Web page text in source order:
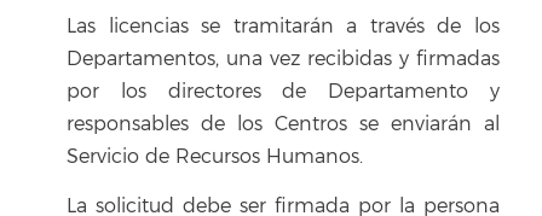
Las licencias se tramitarán a través de los
Departamentos, una vez recibidas y firmadas
por los directores de Departamento y
responsables de los Centros se enviarán al
Servicio de Recursos Humanos.
La solicitud debe ser firmada por la persona